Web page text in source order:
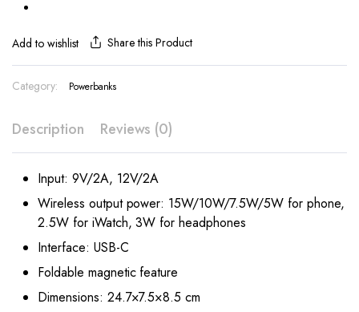
Add to wishlist Share this Product
Category: Powerbanks
Description Reviews (0)
Input: 9V/2A, 12V/2A
Wireless output power: 15W/10W/7.5W/5W for phone,
2.5W for iWatch, 3W for headphones
Interface: USB-C
Foldable magnetic feature
Dimensions: 24.7×7.5×8.5 cm